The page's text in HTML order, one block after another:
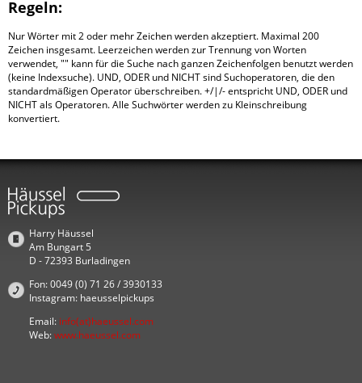
Regeln:
Nur Wörter mit 2 oder mehr Zeichen werden akzeptiert. Maximal 200
Zeichen insgesamt. Leerzeichen werden zur Trennung von Worten
verwendet, "" kann für die Suche nach ganzen Zeichenfolgen benutzt werden
(keine Indexsuche). UND, ODER und NICHT sind Suchoperatoren, die den
standardmäßigen Operator überschreiben. +/|/- entspricht UND, ODER und
NICHT als Operatoren. Alle Suchwörter werden zu Kleinschreibung
konvertiert.
Harry Häussel
Am Bungart 5
D - 72393 Burladingen
Fon: 0049 (0) 71 26 / 3930133
Instagram: haeusselpickups
Email: info(at)haeussel.com
Web:www.haeussel.com